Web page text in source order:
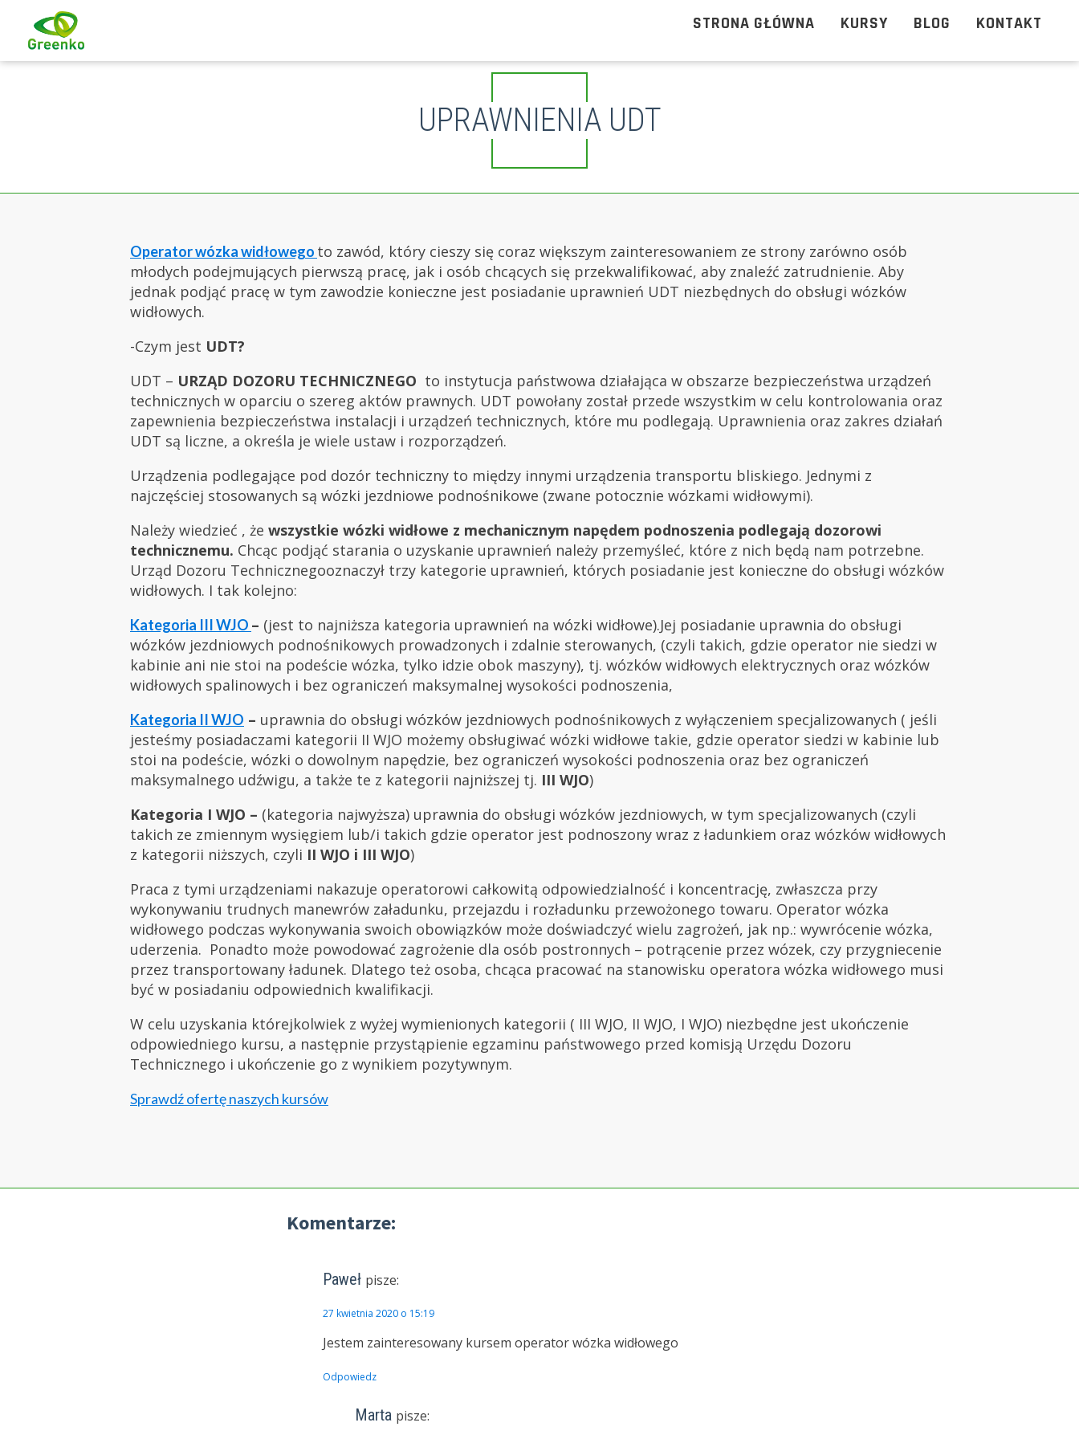
STRONA GŁÓWNA KURSY BLOG KONTAKT
UPRAWNIENIA UDT
Operator wózka widłowego to zawód, który cieszy się coraz większym zainteresowaniem ze strony zarówno osób
młodych podejmujących pierwszą pracę, jak i osób chcących się przekwalifikować, aby znaleźć zatrudnienie. Aby
jednak podjąć pracę w tym zawodzie konieczne jest posiadanie uprawnień UDT niezbędnych do obsługi wózków
widłowych.
-Czym jest UDT?
UDT – URZĄD DOZORU TECHNICZNEGO to instytucja państwowa działająca w obszarze bezpieczeństwa urządzeń
technicznych w oparciu o szereg aktów prawnych. UDT powołany został przede wszystkim w celu kontrolowania oraz
zapewnienia bezpieczeństwa instalacji i urządzeń technicznych, które mu podlegają. Uprawnienia oraz zakres działań
UDT są liczne, a określa je wiele ustaw i rozporządzeń.
Urządzenia podlegające pod dozór techniczny to między innymi urządzenia transportu bliskiego. Jednymi z
najczęściej stosowanych są wózki jezdniowe podnośnikowe (zwane potocznie wózkami widłowymi).
Należy wiedzieć , że wszystkie wózki widłowe z mechanicznym napędem podnoszenia podlegają dozorowi
technicznemu. Chcąc podjąć starania o uzyskanie uprawnień należy przemyśleć, które z nich będą nam potrzebne.
Urząd Dozoru Technicznegooznaczył trzy kategorie uprawnień, których posiadanie jest konieczne do obsługi wózków
widłowych. I tak kolejno:
Kategoria III WJO – (jest to najniższa kategoria uprawnień na wózki widłowe).Jej posiadanie uprawnia do obsługi
wózków jezdniowych podnośnikowych prowadzonych i zdalnie sterowanych, (czyli takich, gdzie operator nie siedzi w
kabinie ani nie stoi na podeście wózka, tylko idzie obok maszyny), tj. wózków widłowych elektrycznych oraz wózków
widłowych spalinowych i bez ograniczeń maksymalnej wysokości podnoszenia,
Kategoria II WJO – uprawnia do obsługi wózków jezdniowych podnośnikowych z wyłączeniem specjalizowanych ( jeśli
jesteśmy posiadaczami kategorii II WJO możemy obsługiwać wózki widłowe takie, gdzie operator siedzi w kabinie lub
stoi na podeście, wózki o dowolnym napędzie, bez ograniczeń wysokości podnoszenia oraz bez ograniczeń
maksymalnego udźwigu, a także te z kategorii najniższej tj. III WJO)
Kategoria I WJO – (kategoria najwyższa) uprawnia do obsługi wózków jezdniowych, w tym specjalizowanych (czyli
takich ze zmiennym wysięgiem lub/i takich gdzie operator jest podnoszony wraz z ładunkiem oraz wózków widłowych
z kategorii niższych, czyli II WJO i III WJO)
Praca z tymi urządzeniami nakazuje operatorowi całkowitą odpowiedzialność i koncentrację, zwłaszcza przy
wykonywaniu trudnych manewrów załadunku, przejazdu i rozładunku przewożonego towaru. Operator wózka
widłowego podczas wykonywania swoich obowiązków może doświadczyć wielu zagrożeń, jak np.: wywrócenie wózka,
uderzenia. Ponadto może powodować zagrożenie dla osób postronnych – potrącenie przez wózek, czy przygniecenie
przez transportowany ładunek. Dlatego też osoba, chcąca pracować na stanowisku operatora wózka widłowego musi
być w posiadaniu odpowiednich kwalifikacji.
W celu uzyskania którejkolwiek z wyżej wymienionych kategorii ( III WJO, II WJO, I WJO) niezbędne jest ukończenie
odpowiedniego kursu, a następnie przystąpienie egzaminu państwowego przed komisją Urzędu Dozoru
Technicznego i ukończenie go z wynikiem pozytywnym.
Sprawdź ofertę naszych kursów
Komentarze:
Paweł pisze:
27 kwietnia 2020 o 15:19
Jestem zainteresowany kursem operator wózka widłowego
Odpowiedz
Marta pisze: